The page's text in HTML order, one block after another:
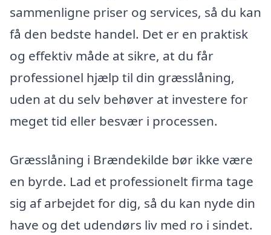
sammenligne priser og services, så du kan
få den bedste handel. Det er en praktisk
og effektiv måde at sikre, at du får
professionel hjælp til din græsslåning,
uden at du selv behøver at investere for
meget tid eller besvær i processen.
Græsslåning i Brændekilde bør ikke være
en byrde. Lad et professionelt firma tage
sig af arbejdet for dig, så du kan nyde din
have og det udendørs liv med ro i sindet.